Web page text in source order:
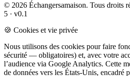
© 2026 Échangersamaison. Tous droits
5 · v0.1
🍪 Cookies et vie privée
Nous utilisons des cookies pour faire
sécurité — obligatoires) et, avec votre
l’audience via Google Analytics. Cette
de données vers les États-Unis, encadré